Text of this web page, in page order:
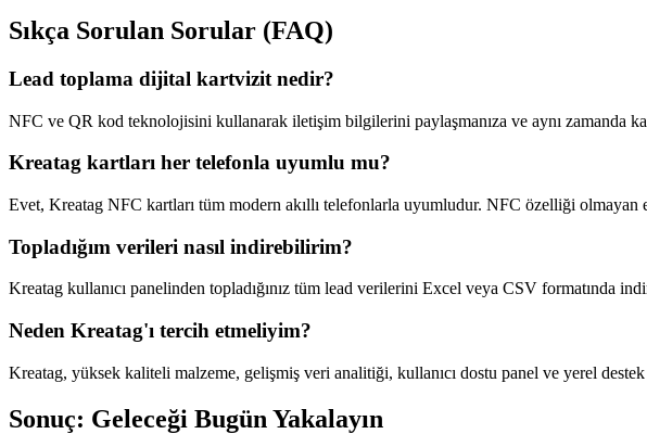
Sıkça Sorulan Sorular (FAQ)
Lead toplama dijital kartvizit nedir?
NFC ve QR kod teknolojisini kullanarak iletişim bilgilerini paylaşmanıza ve aynı zamanda
Kreatag kartları her telefonla uyumlu mu?
Evet, Kreatag NFC kartları tüm modern akıllı telefonlarla uyumludur. NFC özelliği
Topladığım verileri nasıl indirebilirim?
Kreatag kullanıcı panelinden topladığınız tüm lead verilerini Excel veya CSV formatında
Neden Kreatag'ı tercih etmeliyim?
Kreatag, yüksek kaliteli malzeme, gelişmiş veri analitiği, kullanıcı dostu panel ve yerel
Sonuç: Geleceği Bugün Yakalayın